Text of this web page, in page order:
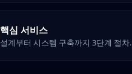
핵심 서비스
설계부터 시스템 구축까지 3단계 절차.